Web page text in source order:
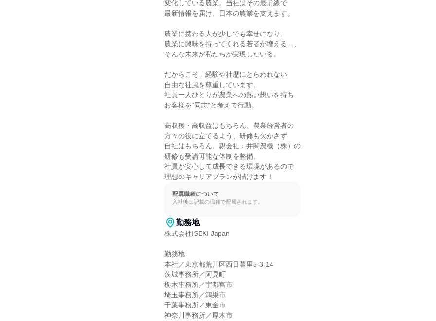
変化している農業。当社はその最前線で
最新情報を届け、日本の農業を支えます。
農業に携わる人が少しでも幸せになり、
農業に興味を持ってくれる若者が増える…、
そんな未来が私たちが実現したい姿。
だからこそ、経験や社歴にとらわれない
自由な社風を尊重しています。
社員一人ひとりが農業への熱い想いを持ち
お客様を“同志”と考えて行動。
高収穫・高収益はもちろん、農業経営者の
方々の役に立てるよう、研修も欠かさず
自社はもちろん、親会社：井関農機（株）の
研修も受講可能な体制を整備。
社員が安心して成長できる環境があるので
理想のキャリアプランが描けます！
配属職種について
入社後は記載の職種で配属されます。
勤務地
株式会社ISEKI Japan
勤務地
本社／東京都荒川区西日暮里5-3-14
茨城事務所／阿見町
栃木事務所／宇都宮市
埼玉事務所／鴻巣市
千葉事務所／東金市
神奈川事務所／厚木市